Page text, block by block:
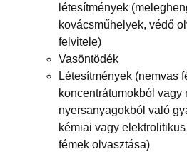
létesítmények
kovácsműhelyek, védő
felvitele)
Vasöntödék
Létesítmények (nemvas
koncentrátumokból vagy
nyersanyagokból való
kémiai vagy
fémek olvasztása)